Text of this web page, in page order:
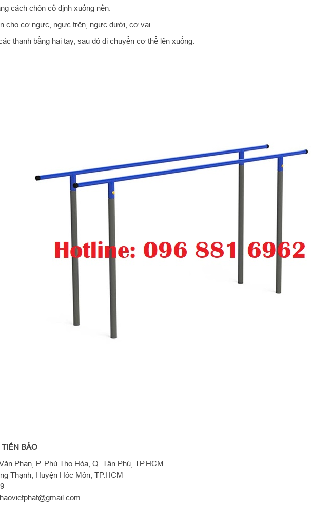
cách chôn cố định xuống nền.
cho cơ ngực, ngực trên, ngực dưới, cơ vai.
thanh bằng hai tay, sau đó di chuyển cơ thể lên xuống.
BẢO
Phan, P. Phú Thọ Hòa, Q. Tân Phú, TP.HCM
Thạnh, Huyện Hóc Môn, TP.HCM